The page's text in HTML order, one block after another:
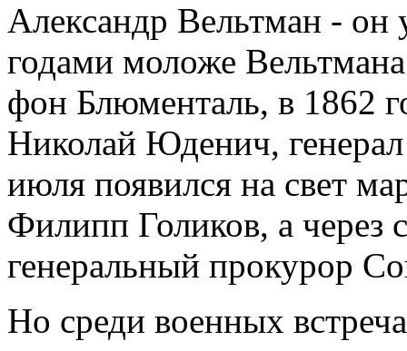
Александр Вельтман - он
годами моложе
фон Блюменталь, в 1862
Николай Юденич,
июля появился на свет
Филипп Голиков, а через
генеральный прокурор
Но среди военных